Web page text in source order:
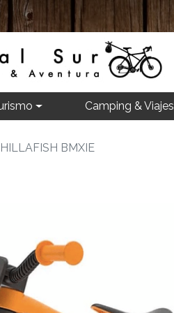
Camping & Viajes
BMXIE